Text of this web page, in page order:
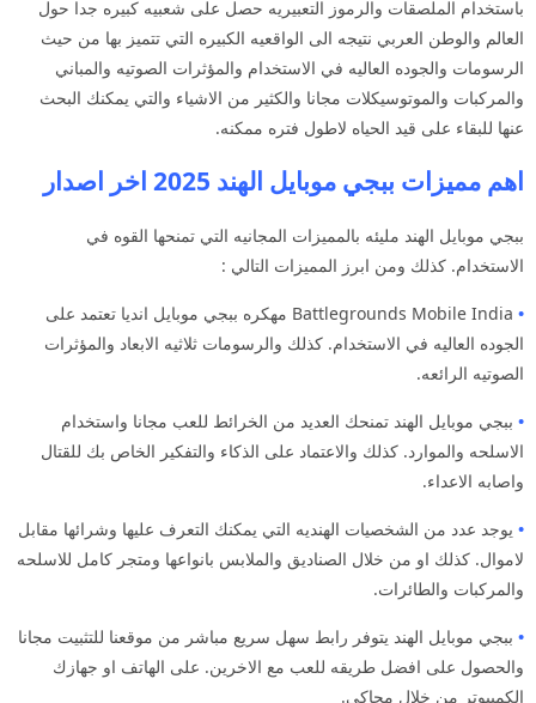
باستخدام الملصقات والرموز التعبيريه حصل على شعبيه كبيره جدا حول
العالم والوطن العربي نتيجه الى الواقعيه الكبيره التي تتميز بها من حيث
الرسومات والجوده العاليه في الاستخدام والمؤثرات الصوتيه والمباني
والمركبات والموتوسيكلات مجانا والكثير من الاشياء والتي يمكنك البحث
عنها للبقاء على قيد الحياه لاطول فتره ممكنه.
اهم مميزات ببجي موبايل الهند 2025 اخر اصدار
ببجي موبايل الهند مليئه بالمميزات المجانيه التي تمنحها القوه في
الاستخدام. كذلك ومن ابرز المميزات التالي :
•
Battlegrounds Mobile India مهكره ببجي موبايل انديا تعتمد على
الجوده العاليه في الاستخدام. كذلك والرسومات ثلاثيه الابعاد والمؤثرات
الصوتيه الرائعه.
• ببجي موبايل الهند تمنحك العديد من الخرائط للعب مجانا واستخدام
الاسلحه والموارد. كذلك والاعتماد على الذكاء والتفكير الخاص بك للقتال
واصابه الاعداء.
• يوجد عدد من الشخصيات الهنديه التي يمكنك التعرف عليها وشرائها مقابل
لاموال. كذلك او من خلال الصناديق والملابس بانواعها ومتجر كامل للاسلحه
والمركبات والطائرات.
• ببجي موبايل الهند يتوفر رابط سهل سريع مباشر من موقعنا للتثبيت مجانا
والحصول على افضل طريقه للعب مع الاخرين. على الهاتف او جهازك
الكمبيوتر من خلال محاكي.